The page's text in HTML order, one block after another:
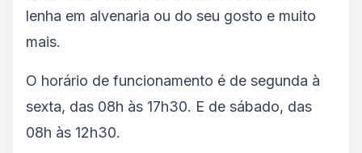
lenha em alvenaria ou do seu gosto e muito
mais.
O horário de funcionamento é de segunda à
sexta, das 08h às 17h30. E de sábado, das
08h às 12h30.